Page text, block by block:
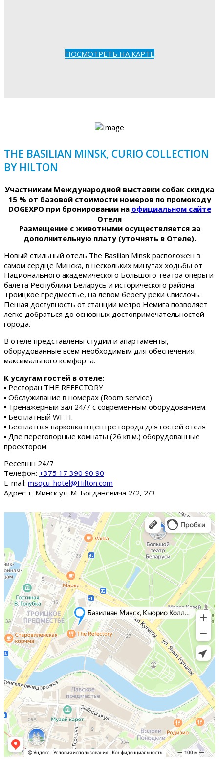
ПОСМОТРЕТЬ НА КАРТЕ
THE BASILIAN MINSK, CURIO COLLECTION
BY HILTON
Участникам Международной выставки собак скидка
15 % от базовой стоимости номеров по промокоду
DOGEXPO при бронировании на официальном сайте
Отеля
Размещение с животными осуществляется за
дополнительную плату (уточнять в Отеле).
Новый стильный отель The Basilian Minsk расположен в
самом сердце Минска, в нескольких минутах ходьбы от
Национального академического Большого театра оперы и
балета Республики Беларусь и исторического района
Троицкое предместье, на левом берегу реки Свислочь.
Пешая доступность от станции метро Немига позволяет
легко добраться до основных достопримечательностей
города.
В отеле представлены студии и апартаменты,
оборудованные всем необходимым для обеспечения
максимального комфорта.
К услугам гостей в отеле:
▪ Ресторан THE REFECTORY
▪ Обслуживание в номерах (Room service)
▪ Тренажерный зал 24/7 с современным оборудованием.
▪ Бесплатный WI-FI.
▪ Бесплатная парковка в центре города для гостей отеля
▪ Две переговорные комнаты (26 кв.м.) оборудованные
проектором
Ресепшн 24/7
Tелефон: +375 17 390 90 90
E-mail: msqcu_hotel@Hilton.com
Адрес: г. Минск ул. М. Богдановича 2/2, 2/3